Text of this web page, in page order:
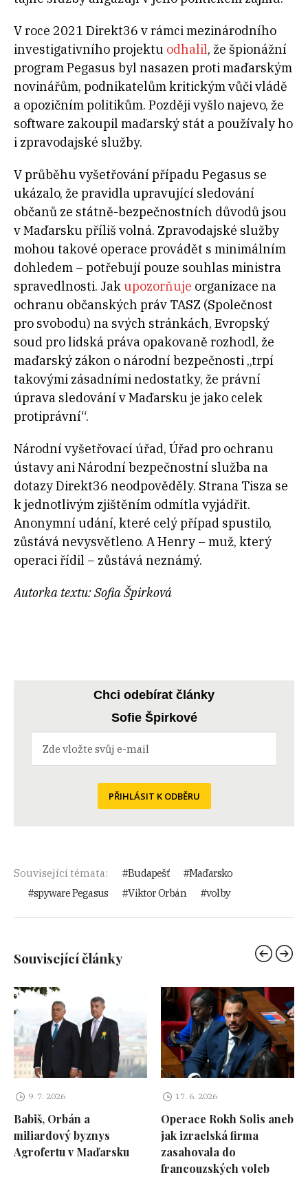
V roce 2021 Direkt36 v rámci mezinárodního
investigativního projektu odhalil, že špionážní
program Pegasus byl nasazen proti maďarským
novinářům, podnikatelům kritickým vůči vládě
a opozičním politikům. Později vyšlo najevo, že
software zakoupil maďarský stát a používaly ho
i zpravodajské služby.
V průběhu vyšetřování případu Pegasus se
ukázalo, že pravidla upravující sledování
občanů ze státně-bezpečnostních důvodů jsou
v Maďarsku příliš volná. Zpravodajské služby
mohou takové operace provádět s minimálním
dohledem – potřebují pouze souhlas ministra
spravedlnosti. Jakupozorňuje organizace na
ochranu občanských práv TASZ (Společnost
pro svobodu) na svých stránkách, Evropský
soud pro lidská práva opakovaně rozhodl, že
maďarský zákon o národní bezpečnosti „trpí
takovými zásadními nedostatky, že právní
úprava sledování v Maďarsku je jako celek
protiprávní“.
Národní vyšetřovací úřad, Úřad pro ochranu
ústavy ani Národní bezpečnostní služba na
dotazy Direkt36 neodpověděly. Strana Tisza se
k jednotlivým zjištěním odmítla vyjádřit.
Anonymní udání, které celý případ spustilo,
zůstává nevysvětleno. A Henry – muž, který
operaci řídil – zůstává neznámý.
Autorka textu: Sofia Špirková
Chci odebírat články
Sofie Špirkové
PŘIHLÁSIT K ODBĚRU
Související témata: Budapešť
Maďarsko
spyware Pegasus
Viktor Orbán volby
Související články
9. 7. 2026
Babiš, Orbán a
miliardový byznys
Agrofertu v Maďarsku
17. 6. 2026
Operace Rokh Solis aneb
jak izraelská firma
zasahovala do
francouzských voleb